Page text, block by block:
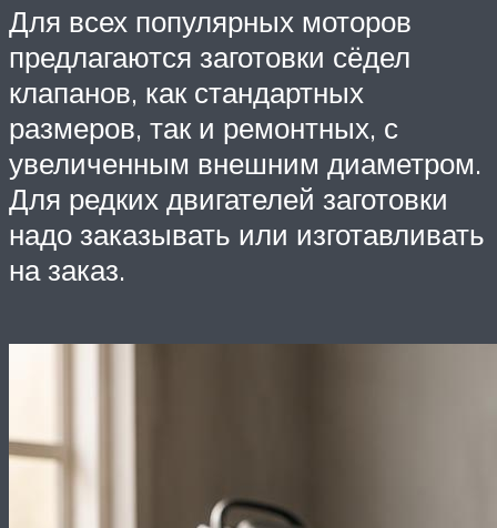
Для всех популярных моторов
предлагаются заготовки сёдел
клапанов, как стандартных
размеров, так и ремонтных, с
увеличенным внешним диаметром.
Для редких двигателей заготовки
надо заказывать или изготавливать
на заказ.